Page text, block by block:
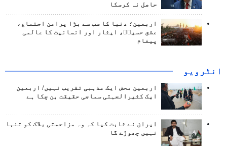
حاصل نہ کرسکا
اربعین؛ دنیا کا سب سے بڑا پرامن اجتماع،
عشق حسینؑ، ایثار اور انسانیت کا عالمی
پیغام
انٹرويو
اربعین محض ایک مذہبی تقریب نہیں/ اربعین
ایک کثیرالجہتی سماجی حقیقت بن چکا ہے
ایران نے ثابت کیا کہ وہ مزاحمتی بلاک کو تنہا
نہیں چھوڑے گا